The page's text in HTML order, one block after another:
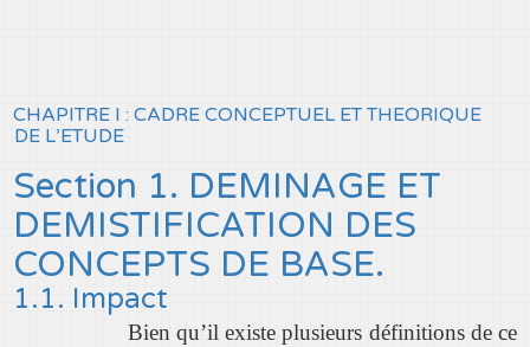
CHAPITRE I : CADRE CONCEPTUEL ET THEORIQUE
DE L’ETUDE
Section 1. DEMINAGE ET
DEMISTIFICATION DES
CONCEPTS DE BASE.
1.1. Impact
Bien qu’il existe plusieurs définitions de ce